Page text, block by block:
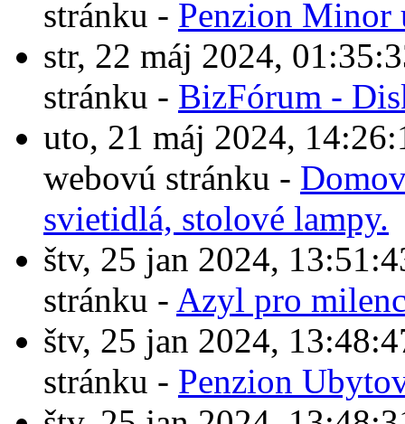
stránku - Penzion Minor
str, 22 máj 2024,
stránku - BizFórum -
uto, 21 máj 2024,
webovú stránku -
svietidlá, stolové lampy.
štv, 25 jan 2024,
stránku - Azyl pro
štv, 25 jan 2024,
stránku - Penzion